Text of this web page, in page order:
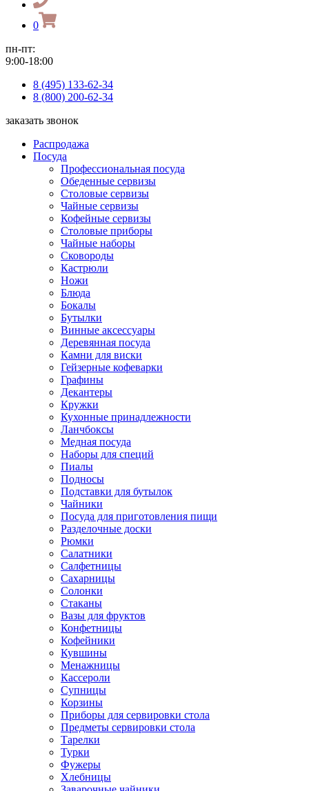
0
пн-пт:
9:00-18:00
8 (495) 133-62-34
8 (800) 200-62-34
заказать звонок
Распродажа
Посуда
Профессиональная посуда
Обеденные сервизы
Столовые сервизы
Чайные сервизы
Кофейные сервизы
Столовые приборы
Чайные наборы
Сковороды
Кастрюли
Ножи
Блюда
Бокалы
Бутылки
Винные аксессуары
Деревянная посуда
Камни для виски
Гейзерные кофеварки
Графины
Декантеры
Кружки
Кухонные принадлежности
Ланчбоксы
Медная посуда
Наборы для специй
Пиалы
Подносы
Подставки для бутылок
Чайники
Посуда для приготовления пищи
Разделочные доски
Рюмки
Салатники
Салфетницы
Сахарницы
Солонки
Стаканы
Вазы для фруктов
Конфетницы
Кофейники
Кувшины
Менажницы
Кассероли
Супницы
Корзины
Приборы для сервировки стола
Предметы сервировки стола
Тарелки
Турки
Фужеры
Хлебницы